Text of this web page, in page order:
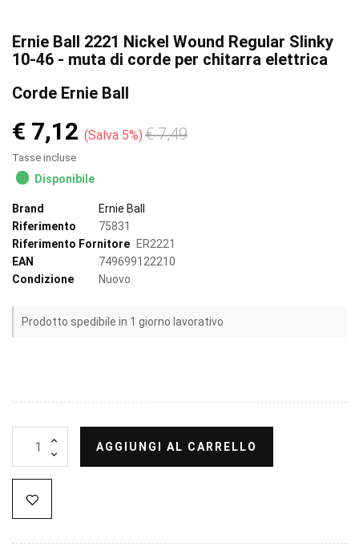
Ernie Ball 2221 Nickel Wound Regular Slinky
10-46 - muta di corde per chitarra elettrica
Corde Ernie Ball
€ 7,12 Salva 5% € 7,49
Tasse incluse
Disponibile
Brand
Ernie Ball
Riferimento
75831
Riferimento Fornitore
ER2221
EAN
749699122210
Condizione
Nuovo
Prodotto spedibile in 1 giorno lavorativo
AGGIUNGI AL CARRELLO